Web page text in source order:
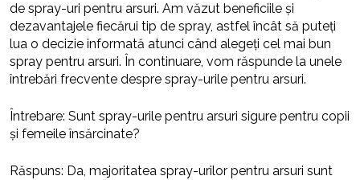
de spray-uri pentru arsuri. Am văzut beneficiile și
dezavantajele fiecărui tip de spray, astfel încât să puteți
lua o decizie informată atunci când alegeți cel mai bun
spray pentru arsuri. În continuare, vom răspunde la unele
întrebări frecvente despre spray-urile pentru arsuri.
Întrebare: Sunt spray-urile pentru arsuri sigure pentru copii
și femeile însărcinate?
Răspuns: Da, majoritatea spray-urilor pentru arsuri sunt